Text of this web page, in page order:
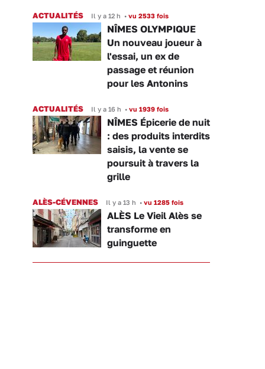
ACTUALITÉS Il y a 12 h • vu 2533 fois
NÎMES OLYMPIQUE
Un nouveau joueur à
l'essai, un ex de
passage et réunion
pour les Antonins
ACTUALITÉS Il y a 16 h • vu 1939 fois
NÎMES Épicerie de nuit
: des produits interdits
saisis, la vente se
poursuit à travers la
grille
ALÈS-CÉVENNES Il y a 13 h • vu 1285 fois
ALÈS Le Vieil Alès se
transforme en
guinguette